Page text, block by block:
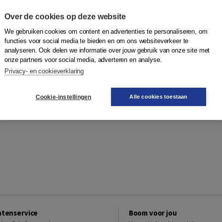
Boom voor jou
Over de cookies op deze website
We gebruiken cookies om content en advertenties te personaliseren, om
functies voor social media te bieden en om ons websiteverkeer te
analyseren. Ook delen we informatie over jouw gebruik van onze site met
onze partners voor social media, adverteren en analyse.
Privacy- en cookieverklaring
Cookie-instellingen Alle cookies toestaan